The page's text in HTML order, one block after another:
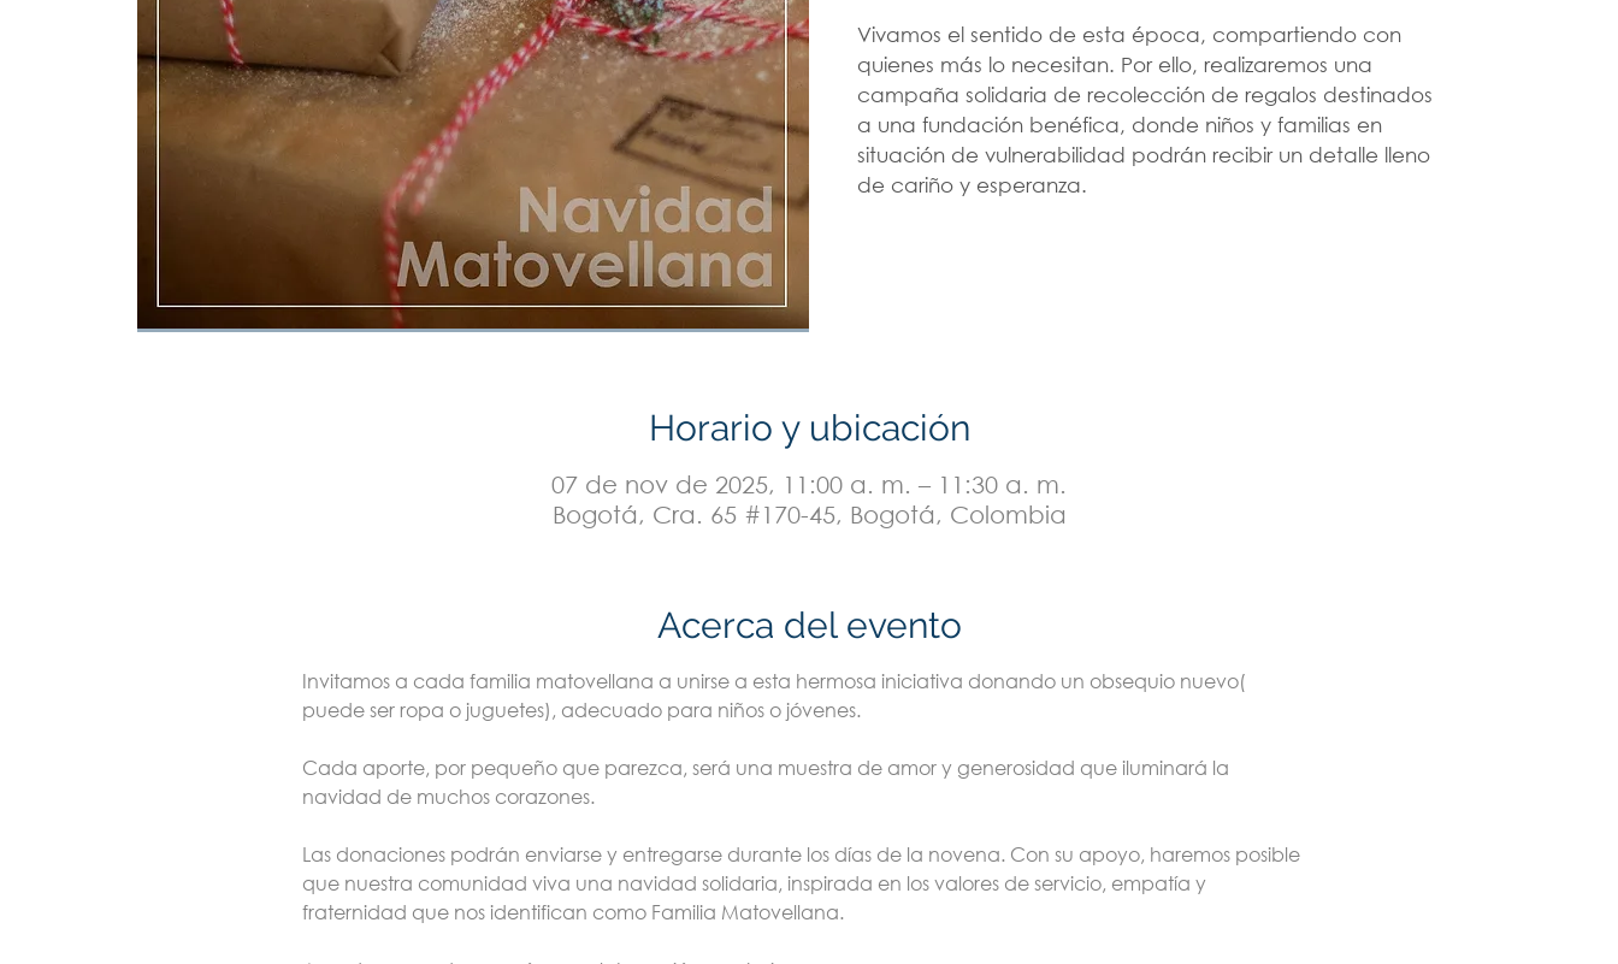
Vivamos el sentido de esta época, compartiendo con
quienes más lo necesitan. Por ello, realizaremos una
campaña solidaria de recolección de regalos destinados
a una fundación benéfica, donde niños y familias en
situación de vulnerabilidad podrán recibir un detalle lleno
de cariño y esperanza.
Horario y ubicación
07 de nov de 2025, 11:00 a. m. – 11:30 a. m.
Bogotá, Cra. 65 #170-45, Bogotá, Colombia
Acerca del evento
Invitamos a cada familia matovellana a unirse a esta hermosa iniciativa donando un obsequio nuevo(
puede ser ropa o juguetes), adecuado para niños o jóvenes.
Cada aporte, por pequeño que parezca, será una muestra de amor y generosidad que iluminará la
navidad de muchos corazones.
Las donaciones podrán enviarse y entregarse durante los días de la novena. Con su apoyo, haremos posible
que nuestra comunidad viva una navidad solidaria, inspirada en los valores de servicio, empatía y
fraternidad que nos identifican como Familia Matovellana.